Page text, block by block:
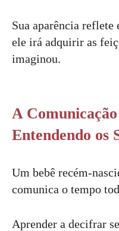
Sua aparência reflete
ele irá adquirir as
imaginou.
A
Entendendo os
Um bebê recém-
comunica o tempo
Aprender a decifrar